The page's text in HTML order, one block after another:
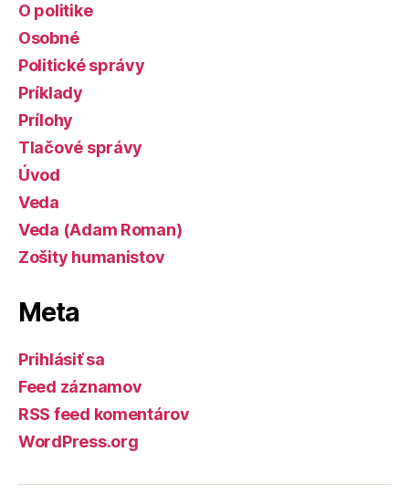
O politike
Osobné
Politické správy
Príklady
Prílohy
Tlačové správy
Úvod
Veda
Veda (Adam Roman)
Zošity humanistov
Meta
Prihlásiť sa
Feed záznamov
RSS feed komentárov
WordPress.org